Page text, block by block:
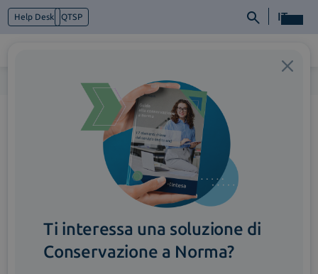
Help Desk QTSP IT
Cosa facciamo
funzionalita-scambio-senza-carta
Ti interessa una soluzione di
Conservazione a Norma?